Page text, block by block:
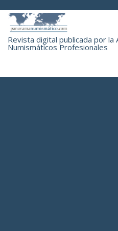
Revista digital publicada por la
Numismáticos Profesionales